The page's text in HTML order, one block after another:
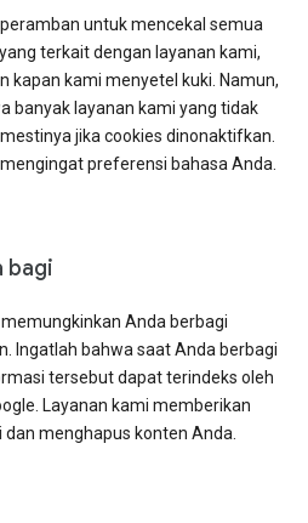
untuk mencekal semua
terkait dengan layanan kami,
kapan kami menyetel kuki. Namun,
banyak layanan kami yang tidak
jika cookies dinonaktifkan.
preferensi bahasa Anda.
bagi
Anda berbagi
Ingatlah bahwa saat Anda berbagi
tersebut dapat terindeks oleh
Layanan kami memberikan
menghapus konten Anda.